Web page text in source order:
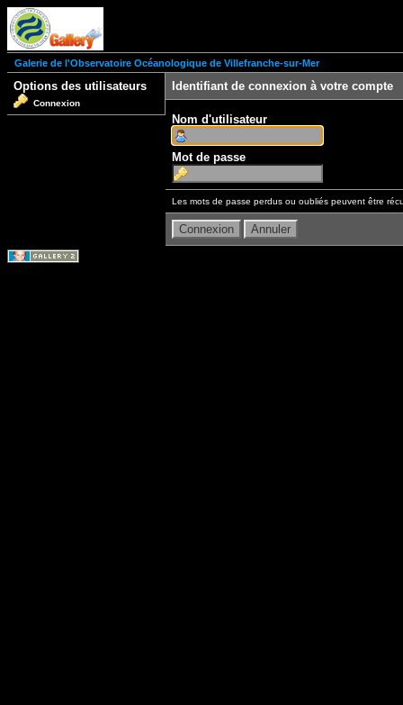
Galerie de l'Observatoire Océanologique de Villefranche-sur-Mer
Options des utilisateurs
Connexion
Identifiant de connexion à votre compte
Nom d'utilisateur
Mot de passe
Les mots de passe perdus ou oubliés peuvent être